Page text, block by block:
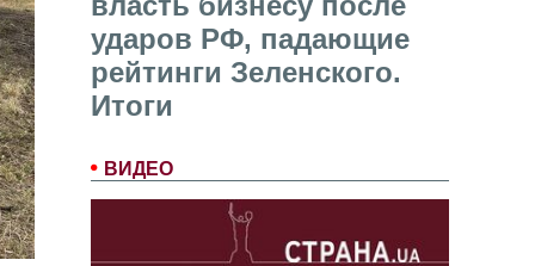
ударов РФ, падающие
рейтинги Зеленского.
Итоги
ВИДЕО